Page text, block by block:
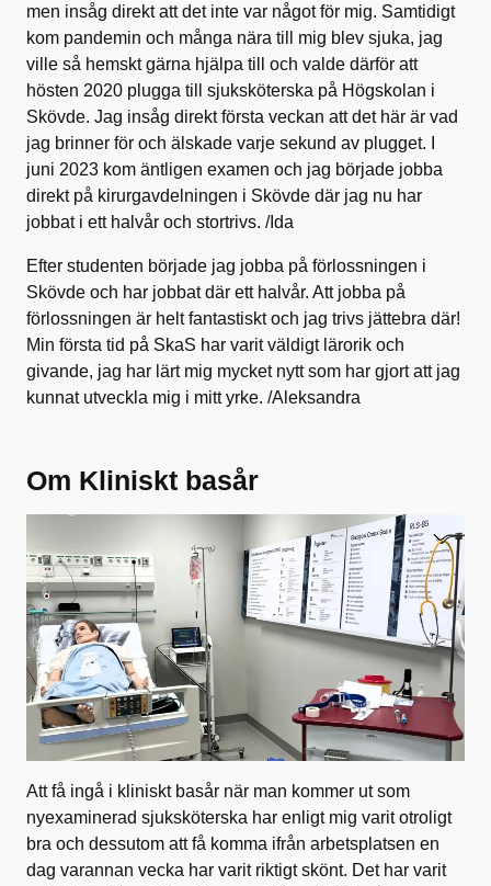
men insåg direkt att det inte var något för mig. Samtidigt
kom pandemin och många nära till mig blev sjuka, jag
ville så hemskt gärna hjälpa till och valde därför att
hösten 2020 plugga till sjuksköterska på Högskolan i
Skövde. Jag insåg direkt första veckan att det här är vad
jag brinner för och älskade varje sekund av plugget. I
juni 2023 kom äntligen examen och jag började jobba
direkt på kirurgavdelningen i Skövde där jag nu har
jobbat i ett halvår och stortrivs. /Ida
Efter studenten började jag jobba på förlossningen i
Skövde och har jobbat där ett halvår. Att jobba på
förlossningen är helt fantastiskt och jag trivs jättebra där!
Min första tid på SkaS har varit väldigt lärorik och
givande, jag har lärt mig mycket nytt som har gjort att jag
kunnat utveckla mig i mitt yrke. /Aleksandra
Om Kliniskt basår
Att få ingå i kliniskt basår när man kommer ut som
nyexaminerad sjuksköterska har enligt mig varit otroligt
bra och dessutom att få komma ifrån arbetsplatsen en
dag varannan vecka har varit riktigt skönt. Det har varit